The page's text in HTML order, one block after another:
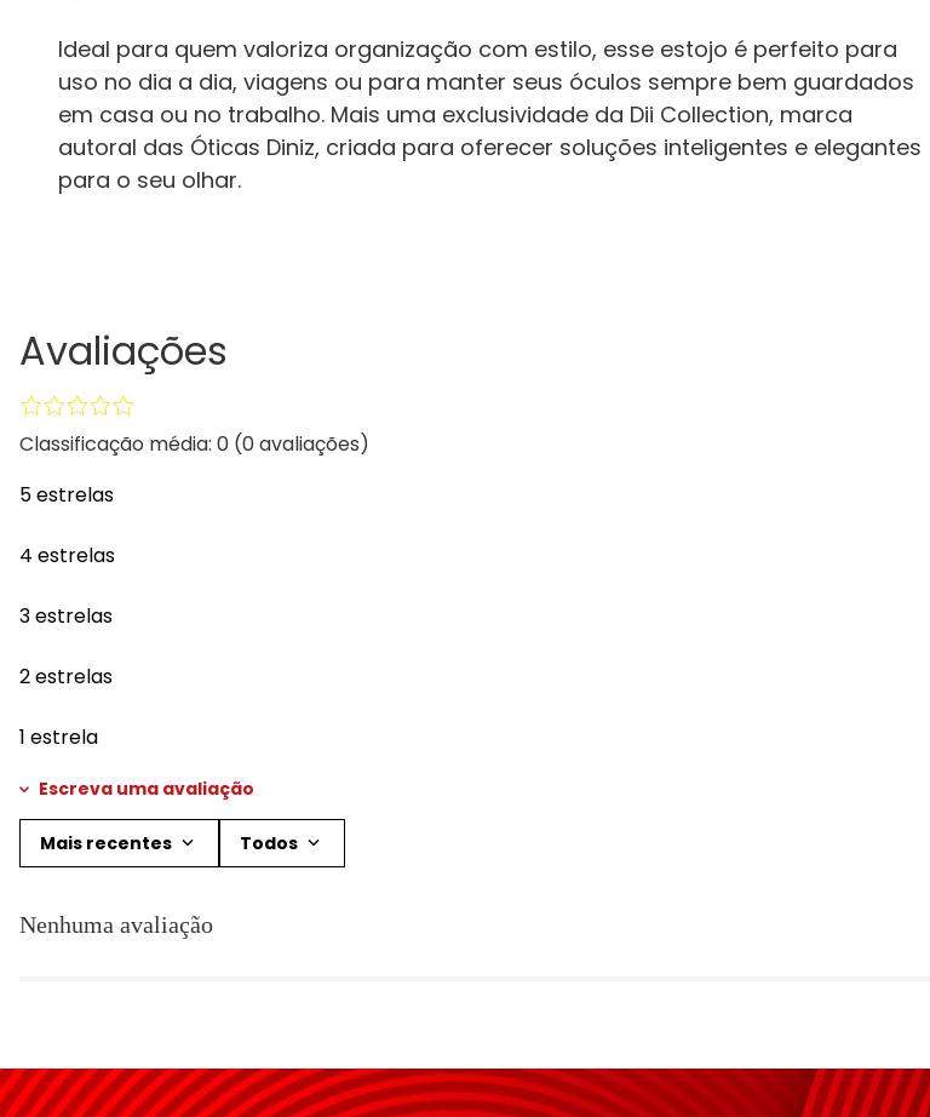
Ideal para quem valoriza organização com estilo, esse estojo é perfeito para
uso no dia a dia, viagens ou para manter seus óculos sempre bem guardados
em casa ou no trabalho. Mais uma exclusividade da Dii Collection, marca
autoral das Óticas Diniz, criada para oferecer soluções inteligentes e elegantes
para o seu olhar.
Avaliações
Classificação média: 0 (0 avaliações)
5 estrelas
4 estrelas
3 estrelas
2 estrelas
1 estrela
Escreva uma avaliação
Título
★★★★★
Seu nome
Mais recentes Todos
Nenhuma avaliação